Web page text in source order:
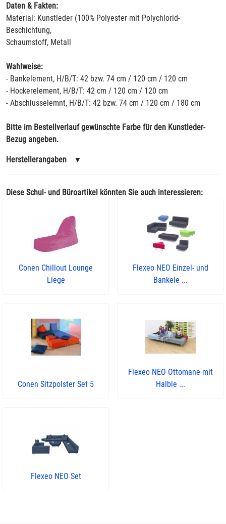
Daten & Fakten:
Material: Kunstleder (100% Polyester mit Polychlorid-
Beschichtung,
Schaumstoff, Metall
Wahlweise:
- Bankelement, H/B/T: 42 bzw. 74 cm / 120 cm / 120 cm
- Hockerelement, H/B/T: 42 cm / 120 cm / 120 cm
- Abschlusselemnt, H/B/T: 42 bzw. 74 cm / 120 cm / 180 cm
Bitte im Bestellverlauf gewünschte Farbe für den Kunstleder-
Bezug angeben.
Herstellerangaben ▼
Diese Schul- und Büroartikel könnten Sie auch interessieren:
Conen Chillout Lounge
Liege
Flexeo NEO Einzel- und
Bankele ...
Conen Sitzpolster Set 5
Flexeo NEO Ottomane mit
Halble ...
Flexeo NEO Set